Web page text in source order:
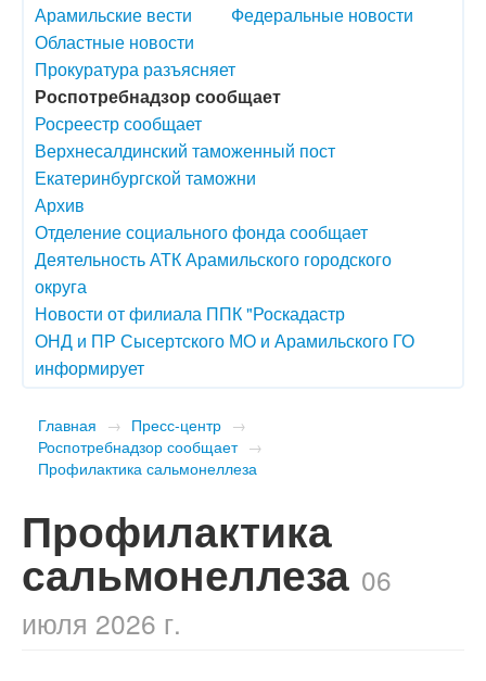
Арамильские вести
Федеральные новости
Областные новости
Прокуратура разъясняет
Роспотребнадзор сообщает
Росреестр сообщает
Верхнесалдинский таможенный пост
Екатеринбургской таможни
Архив
Отделение социального фонда сообщает
Деятельность АТК Арамильского городского
округа
Новости от филиала ППК "Роскадастр
ОНД и ПР Сысертского МО и Арамильского ГО
информирует
Главная → Пресс-центр →
Роспотребнадзор сообщает →
​Профилактика сальмонеллеза
​Профилактика
сальмонеллеза 06
июля 2026 г.